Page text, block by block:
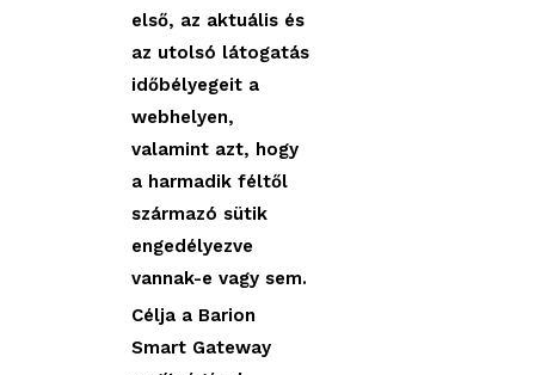
első, az aktuális és
az utolsó látogatás
időbélyegeit a
webhelyen,
valamint azt, hogy
a harmadik féltől
származó sütik
engedélyezve
vannak-e vagy sem.
Célja a Barion
Smart Gateway